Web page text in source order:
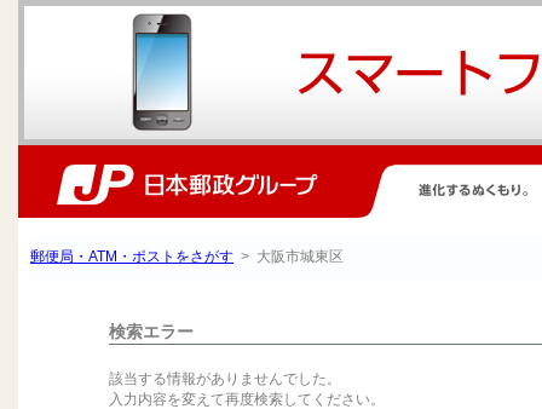
郵便局・ATM・ポストをさがす > 大阪市城東区
検索エラー
該当する情報がありませんでした。
入力内容を変えて再度検索してください。